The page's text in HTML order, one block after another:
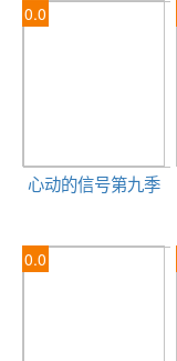
0.0
心动的信号第九季
0.0